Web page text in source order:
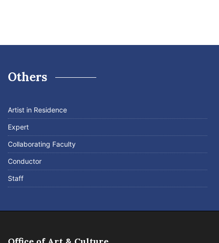
Others
Artist in Residence
Expert
Collaborating Faculty
Conductor
Staff